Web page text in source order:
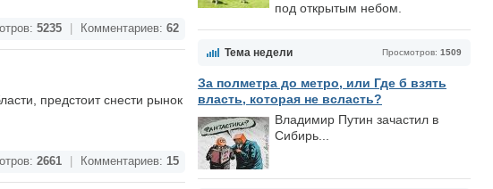
под открытым небом.
Просмотров: 1509
Тема недели
За полметра до метро, или Где б взять
власть, которая не всласть?
Владимир Путин зачастил в
Сибирь...
5235 Комментариев: 62
предстоит снести рынок
2661 Комментариев: 15